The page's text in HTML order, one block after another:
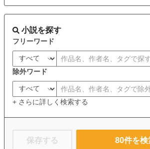
小説を探す
フリーワード
除外ワード
+ さらに詳しく検索する
保存する 80件を検